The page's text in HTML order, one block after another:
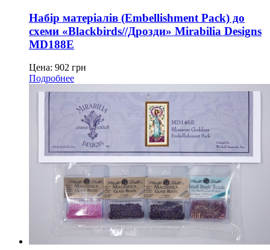
Набір матеріалів (Embellishment Pack) до
схеми «Blackbirds//Дрозди» Mirabilia Designs
MD188E
Цена: 902 грн
Подробнее